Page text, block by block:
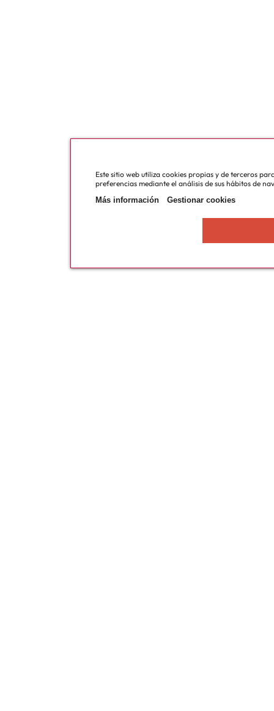
Este sitio web utiliza cookies propias y de terceros
preferencias mediante el análisis de sus hábitos de
Más información
Gestionar cookies